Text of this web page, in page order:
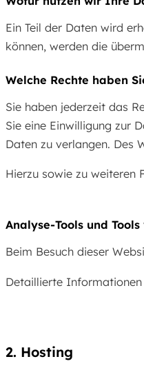
Ein Teil der Daten wird
können, werden die
Welche Rechte haben
Sie haben jederzeit das
Sie eine Einwilligung zur
Daten zu verlangen. Des
Hierzu sowie zu weiteren
Analyse-Tools und
Beim Besuch dieser
Detaillierte Informationen
2. Hosting